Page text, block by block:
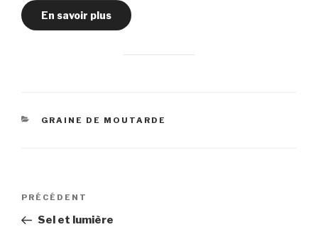
En savoir plus
CATÉGORIES
GRAINE DE MOUTARDE
Navigation
l’article
Article
précédent
PRÉCÉDENT
Sel et lumière